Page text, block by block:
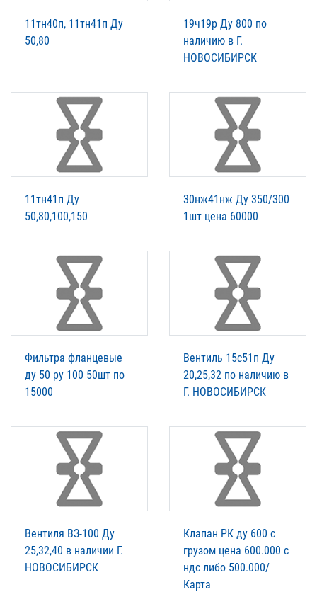
11тн40п, 11тн41п Ду
50,80
19ч19р Ду 800 по
наличию в Г.
НОВОСИБИРСК
11тн41п Ду
50,80,100,150
30нж41нж Ду 350/300
1шт цена 60000
Фильтра фланцевые
ду 50 ру 100 50шт по
15000
Вентиль 15с51п Ду
20,25,32 по наличию в
Г. НОВОСИБИРСК
Вентиля ВЗ-100 Ду
25,32,40 в наличии Г.
НОВОСИБИРСК
Клапан РК ду 600 с
грузом цена 600.000 с
ндс либо 500.000/
Карта